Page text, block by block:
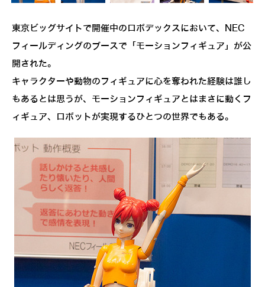
東京ビッグサイトで開催中のロボデックスにおいて、NEC
フィールディングのブースで「モーションフィギュア」が公
開された。
キャラクターや動物のフィギュアに心を奪われた経験は誰し
もあるとは思うが、モーションフィギュアとはまさに動くフ
ィギュア、ロボットが実現するひとつの世界でもある。